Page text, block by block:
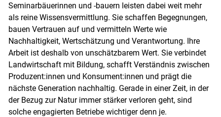
Seminarbäuerinnen und -bauern leisten dabei weit mehr
als reine Wissensvermittlung. Sie schaffen Begegnungen,
bauen Vertrauen auf und vermitteln Werte wie
Nachhaltigkeit, Wertschätzung und Verantwortung. Ihre
Arbeit ist deshalb von unschätzbarem Wert. Sie verbindet
Landwirtschaft mit Bildung, schafft Verständnis zwischen
Produzent:innen und Konsument:innen und prägt die
nächste Generation nachhaltig. Gerade in einer Zeit, in der
der Bezug zur Natur immer stärker verloren geht, sind
solche engagierten Betriebe wichtiger denn je.